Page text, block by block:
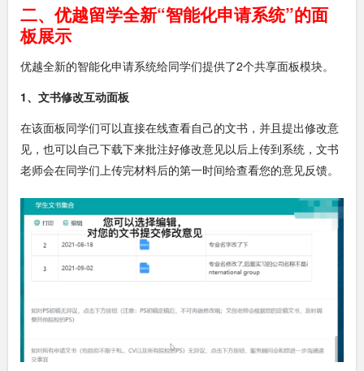
二、优越留学全新“智能化申请系统”的面
板展示
优越全新的智能化申请系统给同学们提供了2个共享面板模块。
1、文书修改互动面板
在该面板同学们可以直接在线查看自己的文书，并且提出修改意
见，也可以自己下载下来批注好修改意见以后上传到系统，文书
老师会在同学们上传完材料后的第一时间给查看您的意见反馈。